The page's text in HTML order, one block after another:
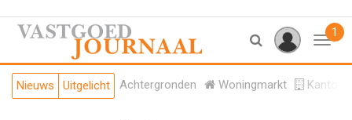
1
Nieuws Uitgelicht Achtergronden Woningmarkt